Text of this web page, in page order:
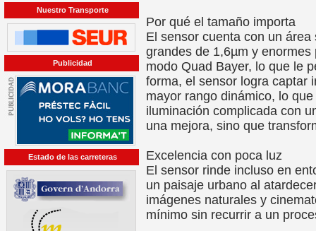
Nuestro Transporte
Publicidad
Estado de las carreteras
Por qué el tamaño importa
El sensor cuenta con un
grandes de 1,6µm y
modo Quad Bayer, lo que le
forma, el sensor logra captar
mayor rango dinámico, lo
iluminación complicada con
una mejora, sino que
Excelencia con poca luz
El sensor rinde incluso en
un paisaje urbano al
imágenes naturales y
mínimo sin recurrir a un